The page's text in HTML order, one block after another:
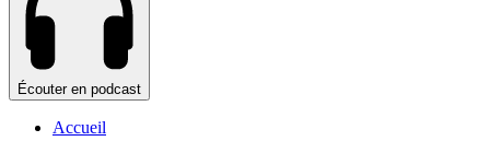
Écouter en podcast
Accueil